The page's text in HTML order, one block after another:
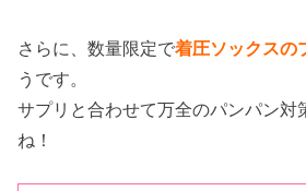
さらに、数量限定で着圧ソックスの
うです。
サプリと合わせて万全のパンパン対
ね！